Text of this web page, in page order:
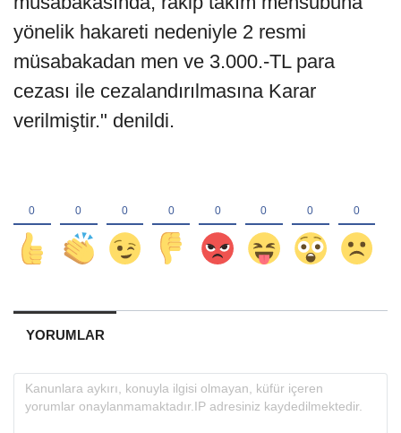
yönelik hakareti nedeniyle 2 resmi
müsabakadan men ve 3.000.-TL para
cezası ile cezalandırılmasına Karar
verilmiştir." denildi.
YORUMLAR